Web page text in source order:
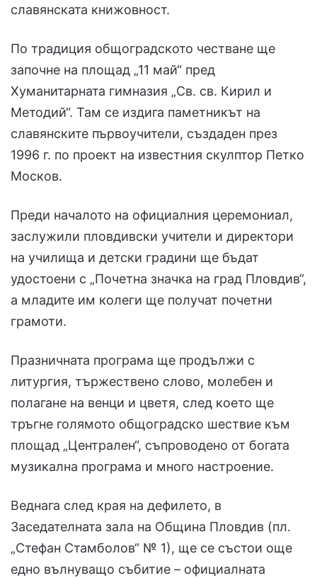
славянската книжовност.
По традиция общоградското честване ще
започне на площад „11 май“ пред
Хуманитарната гимназия „Св. св. Кирил и
Методий“. Там се издига паметникът на
славянските първоучители, създаден през
1996 г. по проект на известния скулптор Петко
Москов.
Преди началото на официалния церемониал,
заслужили пловдивски учители и директори
на училища и детски градини ще бъдат
удостоени с „Почетна значка на град Пловдив“,
а младите им колеги ще получат почетни
грамоти.
Празничната програма ще продължи с
литургия, тържествено слово, молебен и
полагане на венци и цветя, след което ще
тръгне голямото общоградско шествие към
площад „Централен“, съпроводено от богата
музикална програма и много настроение.
Веднага след края на дефилето, в
Заседателната зала на Община Пловдив (пл.
„Стефан Стамболов“ № 1), ще се състои още
едно вълнуващо събитие – официалната